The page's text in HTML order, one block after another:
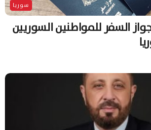
سوريا
السفر للمواطنين السوريين